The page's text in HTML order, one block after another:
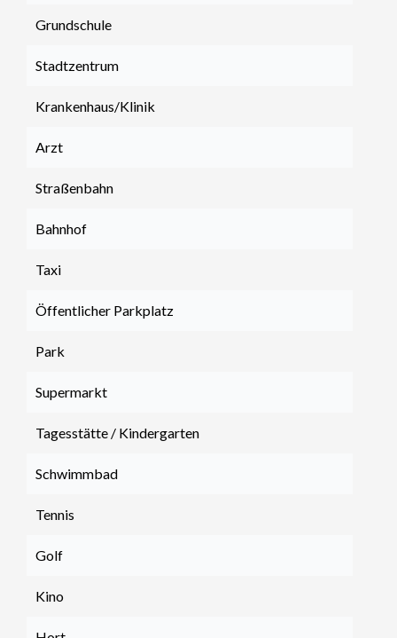
Grundschule
Stadtzentrum
Krankenhaus/Klinik
Arzt
Straßenbahn
Bahnhof
Taxi
Öffentlicher Parkplatz
Park
Supermarkt
Tagesstätte / Kindergarten
Schwimmbad
Tennis
Golf
Kino